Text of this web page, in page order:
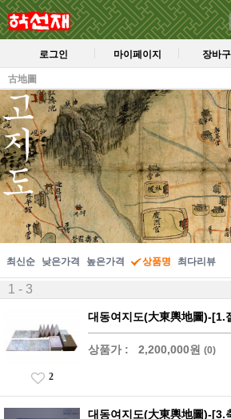
로그인 마이페이지 장바
古地圖
최신순 낮은가격 높은가격 상품명 최다리뷰
1 - 3
대동여지도(大東輿地圖)-[1.
상품가 : 2,200,000원 (0)
2
대동여지도(大東輿地圖)-[3.